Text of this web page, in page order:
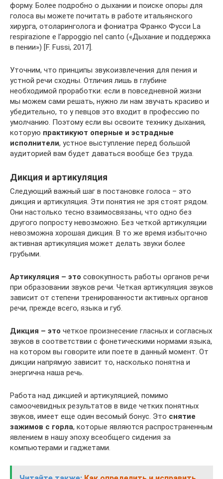
форму. Более подробно о дыхании и поиске опоры для
голоса вы можете почитать в работе итальянского
хирурга, отоларинголога и фониатра Франко Фусси La
respirazione e l’appoggio nel canto («Дыхание и поддержка
в пении») [F. Fussi, 2017].
Уточним, что принципы звукоизвлечения для пения и
устной речи сходны. Отличия лишь в глубине
необходимой проработки: если в повседневной жизни
мы можем сами решать, нужно ли нам звучать красиво и
убедительно, то у певцов это входит в профессию по
умолчанию. Поэтому если вы освоите технику дыхания,
которую практикуют оперные и эстрадные
исполнители, устное выступление перед большой
аудиторией вам будет даваться вообще без труда.
Дикция и артикуляция
Следующий важный шаг в постановке голоса – это
дикция и артикуляция. Эти понятия не зря стоят рядом.
Они настолько тесно взаимосвязаны, что одно без
другого попросту невозможно. Без четкой артикуляции
невозможна хорошая дикция. В то же время избыточно
активная артикуляция может делать звуки более
грубыми.
Артикуляция – это совокупность работы органов речи
при образовании звуков речи. Четкая артикуляция звуков
зависит от степени тренированности активных органов
речи, прежде всего, языка и губ.
Дикция – это четкое произнесение гласных и согласных
звуков в соответствии с фонетическими нормами языка,
на котором вы говорите или поете в данный момент. От
дикции напрямую зависит то, насколько понятна и
энергична наша речь.
Работа над дикцией и артикуляцией, помимо
самоочевидных результатов в виде четких понятных
звуков, имеет еще один весомый бонус. Это снятие
зажимов с горла, которые являются распространенным
явлением в нашу эпоху всеобщего сидения за
компьютерами и гаджетами.